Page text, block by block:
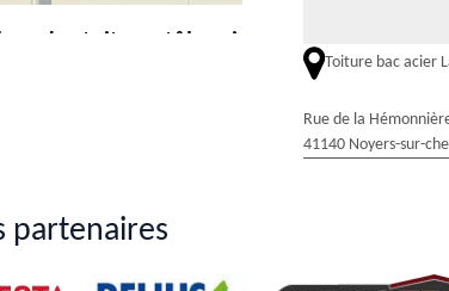
rénovation des toitures
En effet, cela peut contribuer
Toiture bac acier
Rue de la
41140 Noyers-sur-
partenaires